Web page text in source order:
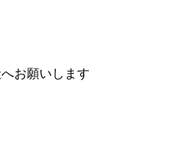
お願いします